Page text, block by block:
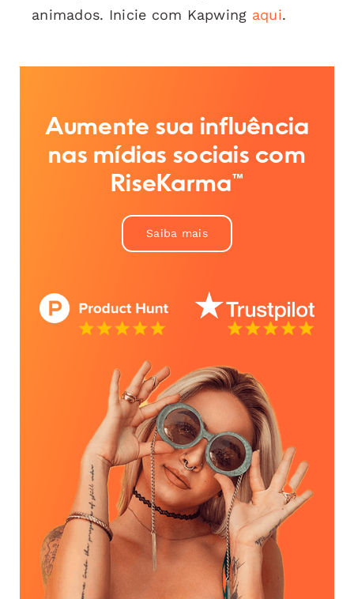
animados. Inicie com Kapwing aqui.
Aumente sua influência
nas mídias sociais com
RiseKarma™
Saiba mais